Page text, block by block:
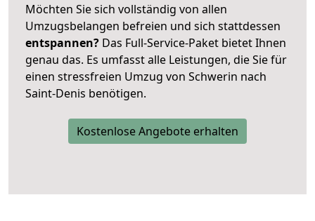
Möchten Sie sich vollständig von allen
Umzugsbelangen befreien und sich stattdessen
entspannen? Das Full-Service-Paket bietet Ihnen
genau das. Es umfasst alle Leistungen, die Sie für
einen stressfreien Umzug von Schwerin nach
Saint-Denis benötigen.
Kostenlose Angebote erhalten